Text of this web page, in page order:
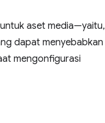
aset media—yaitu,
dapat menyebabkan
mengonfigurasi